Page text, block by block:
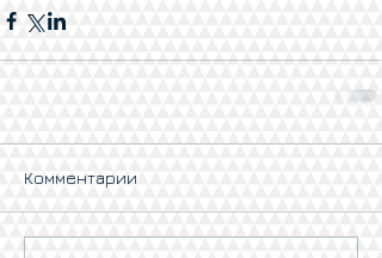
Комментарии